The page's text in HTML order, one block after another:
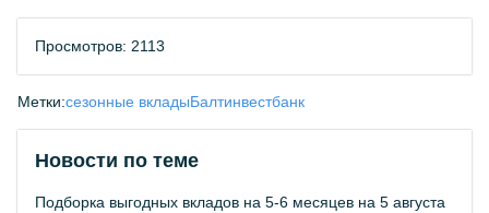
Просмотров: 2113
Метки:сезонные вкладыБалтинвестбанк
Новости по теме
Подборка выгодных вкладов на 5-6 месяцев на 5 августа